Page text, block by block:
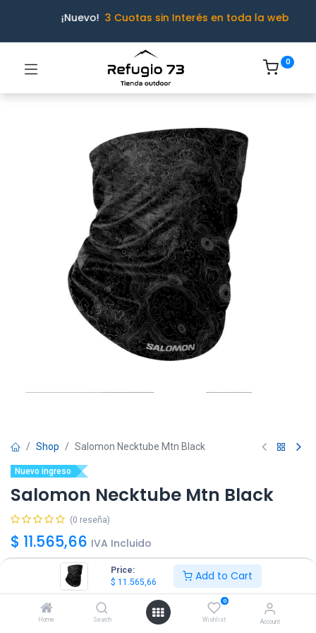
Price:
$ 11.565,66 Add to Cart
Home Search
0
Wishlist Account
¡Nuevo! 3 Cuotas sin Interés en toda la web
0
Shop Salomon Necktube Mtn Black
Nuevo ingreso
Salomon Necktube Mtn Black
(0 reseña)
$ 11.565,66 IVA Incluido
Agregar Comprar ya!